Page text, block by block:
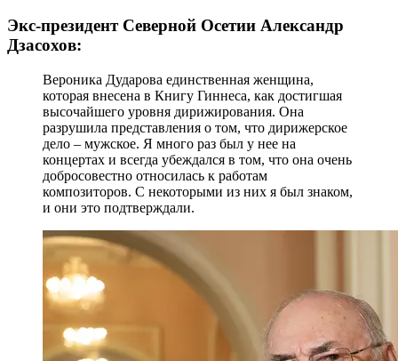
Экс-президент Северной Осетии Александр
Дзасохов:
Вероника Дударова единственная женщина,
которая внесена в Книгу Гиннеса, как достигшая
высочайшего уровня дирижирования. Она
разрушила представления о том, что дирижерское
дело – мужское. Я много раз был у нее на
концертах и всегда убеждался в том, что она очень
добросовестно относилась к работам
композиторов. С некоторыми из них я был знаком,
и они это подтверждали.